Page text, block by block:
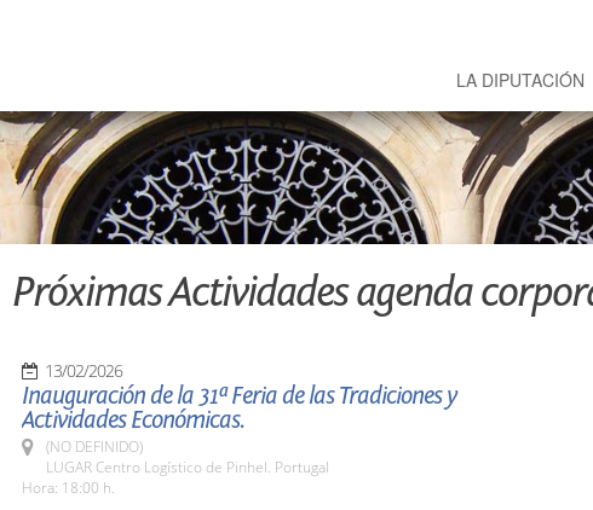
LA DIPUTACIÓN
Próximas Actividades agenda
13/02/2026
Inauguración de la 31ª Feria de las Tradiciones y
Actividades Económicas.
(NO DEFINIDO)
LUGAR Centro Logístico de Pinhel. Portugal
Hora: 18:00 h.